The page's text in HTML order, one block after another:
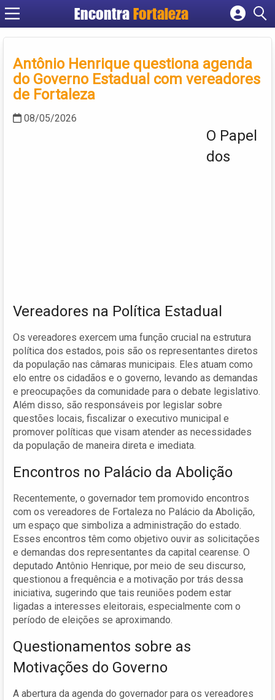
EncontraFortaleza
Cadastrar empresa
Criar conta
Antônio Henrique questiona agenda
do Governo Estadual com vereadores
de Fortaleza
08/05/2026
O Papel
dos
Vereadores na Política Estadual
Os vereadores exercem uma função crucial na estrutura
política dos estados, pois são os representantes diretos
da população nas câmaras municipais. Eles atuam como
elo entre os cidadãos e o governo, levando as demandas
e preocupações da comunidade para o debate legislativo.
Além disso, são responsáveis por legislar sobre
questões locais, fiscalizar o executivo municipal e
promover políticas que visam atender as necessidades
da população de maneira direta e imediata.
Encontros no Palácio da Abolição
Recentemente, o governador tem promovido encontros
com os vereadores de Fortaleza no Palácio da Abolição,
um espaço que simboliza a administração do estado.
Esses encontros têm como objetivo ouvir as solicitações
e demandas dos representantes da capital cearense. O
deputado Antônio Henrique, por meio de seu discurso,
questionou a frequência e a motivação por trás dessa
iniciativa, sugerindo que tais reuniões podem estar
ligadas a interesses eleitorais, especialmente com o
período de eleições se aproximando.
Questionamentos sobre as
Motivações do Governo
A abertura da agenda do governador para os vereadores